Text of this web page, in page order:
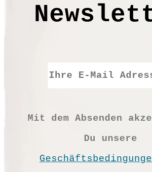
FE9905
Filzbuchstabe
Mit dem Absenden
Du unsere